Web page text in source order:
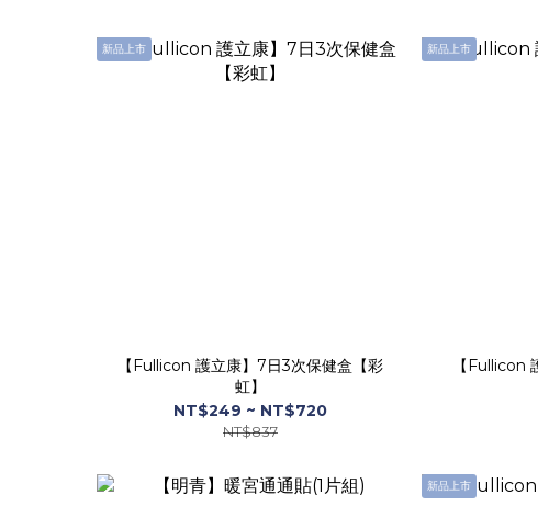
新品上市
【Fullicon 護立康】7日3次保健盒【彩
虹】
NT$249 ~ NT$720
NT$837
新品上市
【Fullicon
新品上市